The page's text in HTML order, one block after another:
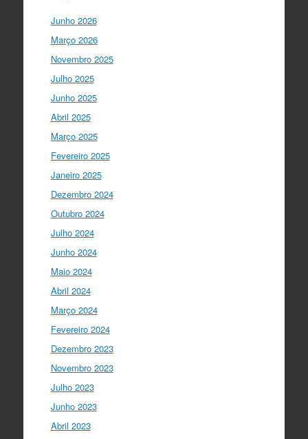
coesão…
Ciência Viva
Ciência foi o momento fundamental
para a mudança do ensino em Portugal,
I Gulbenkian Ciência
Fantastic closing up of
about "Communicating at the Speed of
Science" with the…
twitter.com/i/web/status/1…
Ciência Viva
"Hoje fazemos parte de equipas
europeias multidisciplinares que têm
um objetivo comum: a resolução de
problemas mun…
twitter.com/i/web/status/1…
Ciência Viva
“O impacto dos jovens investigadores,
como eu, na sociedade é hoje muito
fecha…
Ciência Viva
Junho 2026
Março 2026
Novembro 2025
Julho 2025
Junho 2025
Abril 2025
Março 2025
Fevereiro 2025
Janeiro 2025
Dezembro 2024
Outubro 2024
Julho 2024
Junho 2024
Maio 2024
Abril 2024
Março 2024
Fevereiro 2024
Dezembro 2023
Novembro 2023
Julho 2023
Junho 2023
Abril 2023